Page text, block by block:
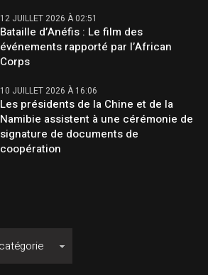
12 JUILLET 2026 À 02:51
Bataille d’Anéfis : Le film des
événements rapporté par l’African
Corps
10 JUILLET 2026 À 16:06
Les présidents de la Chine et de la
Namibie assistent à une cérémonie de
signature de documents de
coopération